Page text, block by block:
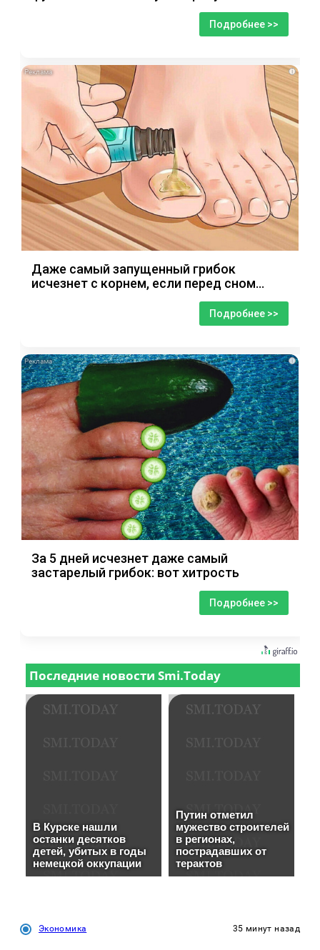
Подробнее >>
i
Даже самый запущенный грибок
исчезнет с корнем, если перед сном…
Подробнее >>
i
За 5 дней исчезнет даже самый
застарелый грибок: вот хитрость
Подробнее >>
Экономика 35 минут назад